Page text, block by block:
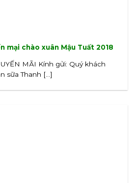
mại chào xuân Mậu Tuất 2018
MÃI Kính gửi: Quý khách
sữa Thanh [...]